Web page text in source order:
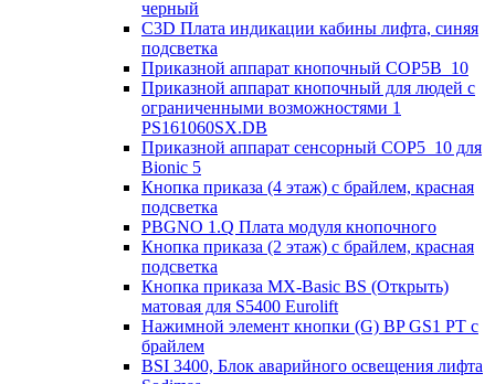
черный
C3D Плата индикации кабины лифта, синяя
подсветка
Приказной аппарат кнопочный COP5B_10
Приказной аппарат кнопочный для людей с
ограниченными возможностями 1
PS161060SX.DB
Приказной аппарат сенсорный COP5_10 для
Bionic 5
Кнопка приказа (4 этаж) с брайлем, красная
подсветка
PBGNO 1.Q Плата модуля кнопочного
Кнопка приказа (2 этаж) с брайлем, красная
подсветка
Кнопка приказа MX-Basic BS (Открыть)
матовая для S5400 Eurolift
Нажимной элемент кнопки (G) BP GS1 PT с
брайлем
BSI 3400, Блок аварийного освещения лифта